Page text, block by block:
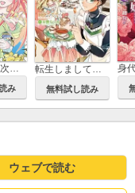
婚約破棄の次は偽装婚約。さて、その次は……。
み
転生しまして、現在は侍女でございます。
無料試し読み
ウェブで読む